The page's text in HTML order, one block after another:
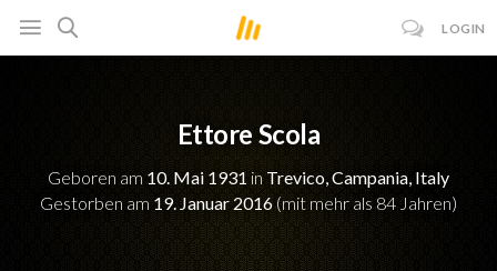
LOGIN
Ettore Scola
Geboren am 10. Mai 1931 in Trevico, Campania, Italy
Gestorben am 19. Januar 2016 (mit mehr als 84 Jahren)